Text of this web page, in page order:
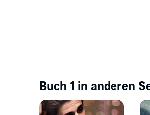
Buch 1 in anderen